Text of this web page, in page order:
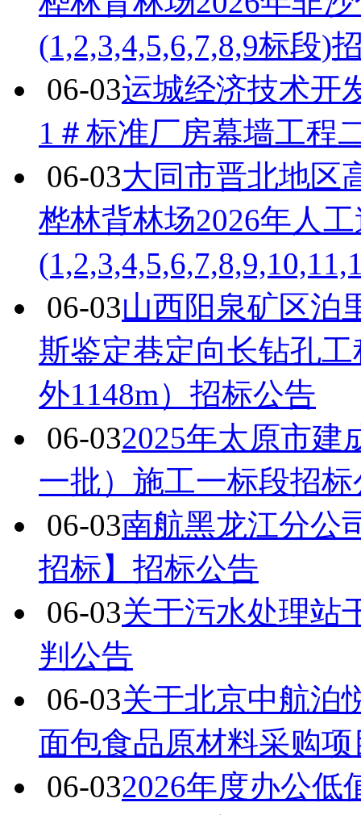
(1,2,3,4,5,6,7,8,9标段)
06-03运城经济技术开
1＃标准厂房幕墙工程
06-03大同市晋北地区
桦林背林场2026年人
06-03山西阳泉矿区泊
斯鉴定巷定向长钻孔
外1148m）招标公告
06-032025年太原市建
一批）施工一标段招标
06-03南航黑龙江分公
招标】招标公告
06-03关于污水处理站
判公告
06-03关于北京中航泊
面包食品原材料采购
06-032026年度办公低